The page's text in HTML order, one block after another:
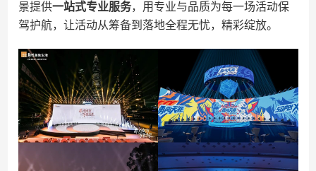
景提供​​一站式专业服务​​，用专业与品质为每一场活动保
驾护航，让活动从筹备到落地全程无忧，精彩绽放。